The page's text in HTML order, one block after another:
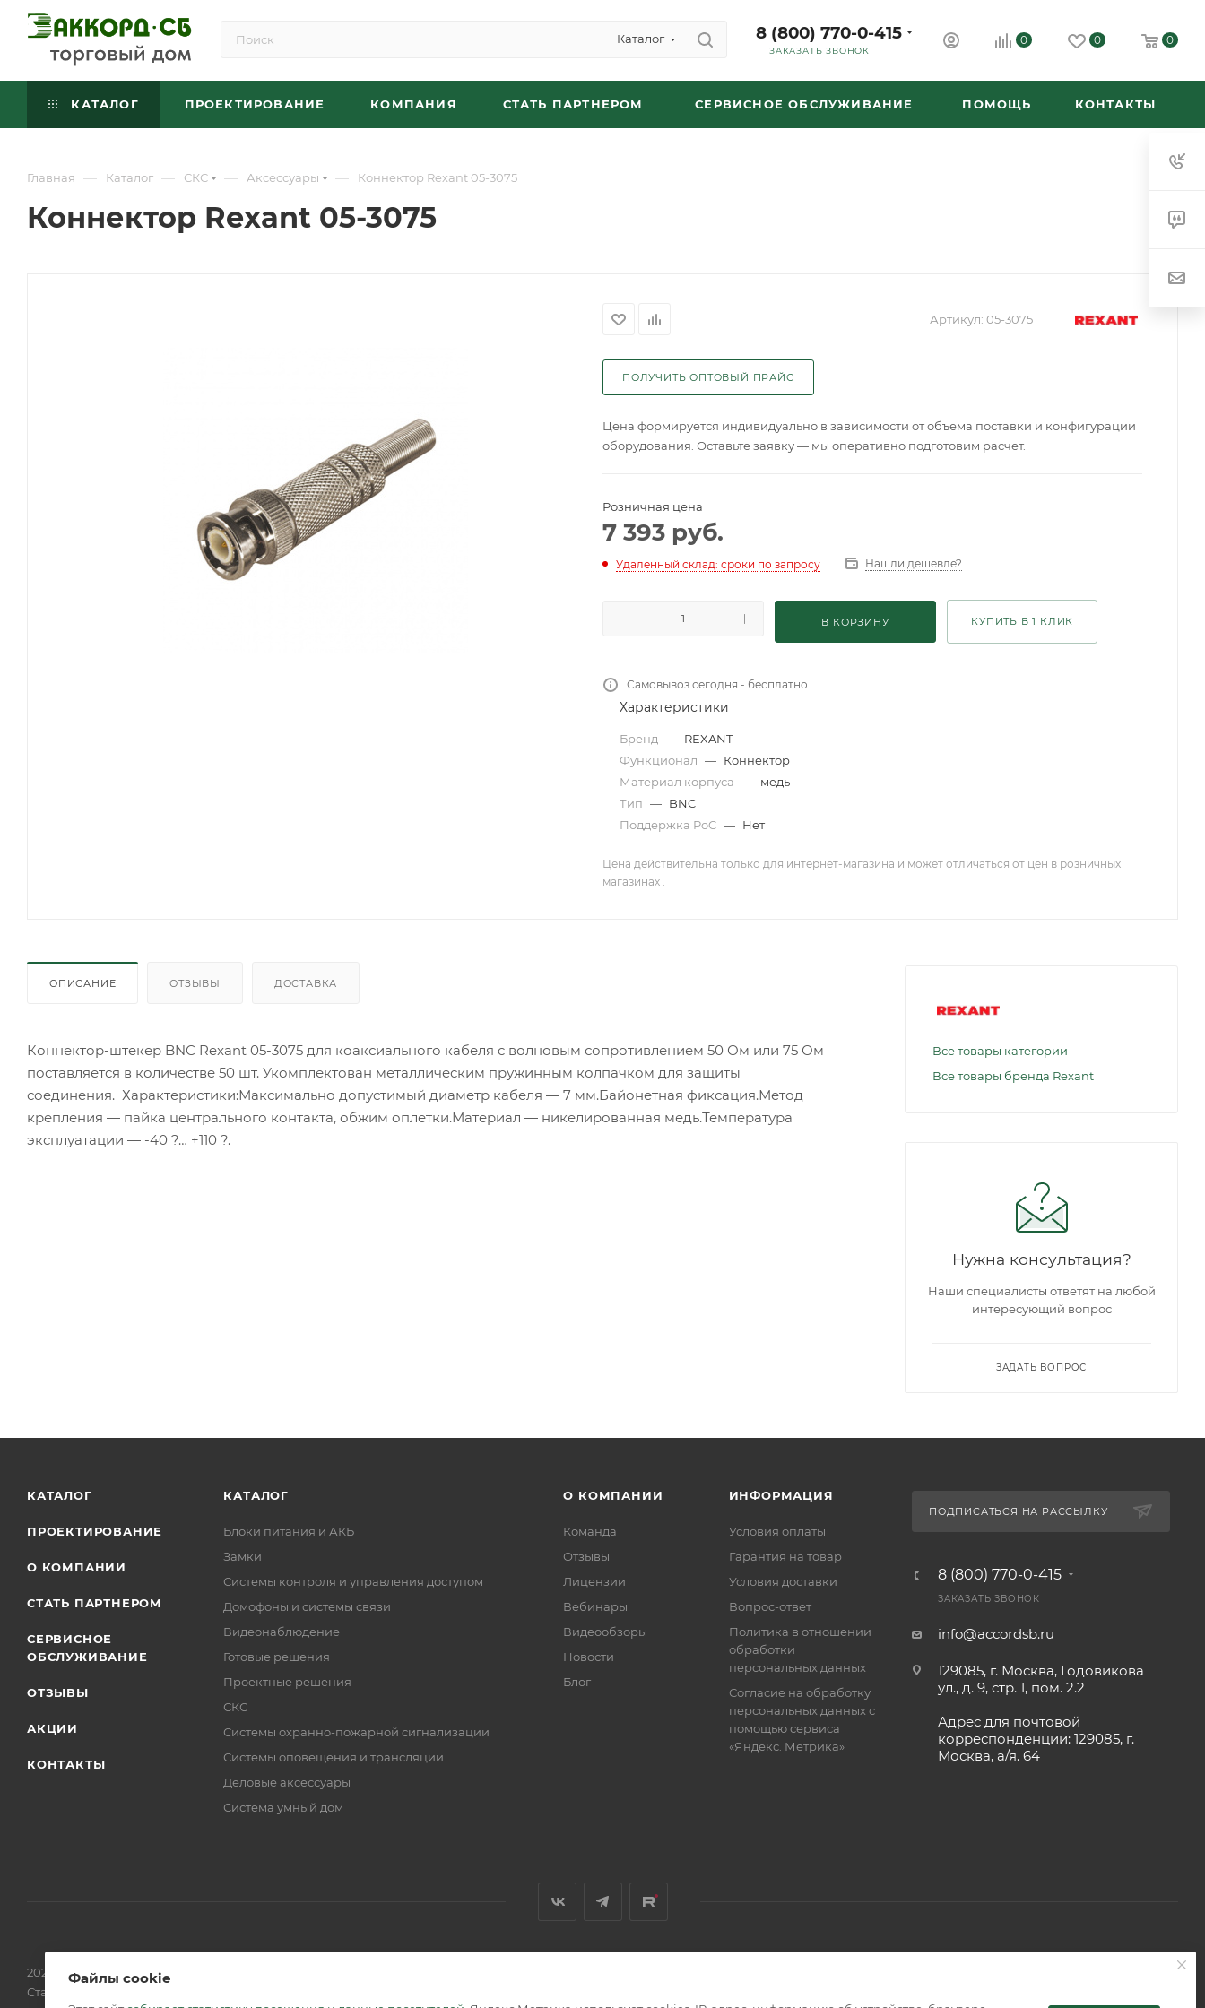
Каталог 8 (800) 770-0-415
ЗАКАЗАТЬ ЗВОНОК
0 0 0
КАТАЛОГ ПРОЕКТИРОВАНИЕ КОМПАНИЯ СТАТЬ ПАРТНЕРОМ СЕРВИСНОЕ ОБСЛУЖИВАНИЕ ПОМОЩЬ КОНТАКТЫ
Главная — Каталог — СКС — Аксессуары — Коннектор Rexant 05-3075
Коннектор Rexant 05-3075
Артикул: 05-3075
ПОЛУЧИТЬ ОПТОВЫЙ ПРАЙС
Цена формируется индивидуально в зависимости от объема поставки и конфигурации
оборудования. Оставьте заявку — мы оперативно подготовим расчет.
Розничная цена
7 393 руб.
Удаленный склад: сроки по запросу Нашли дешевле?
В КОРЗИНУ КУПИТЬ В 1 КЛИК
Самовывоз сегодня - бесплатно
Характеристики
Бренд — REXANT
Функционал — Коннектор
Материал корпуса — медь
Тип — BNC
Поддержка PoC — Нет
Цена действительна только для интернет-магазина и может отличаться от цен в розничных
магазинах .
ОПИСАНИЕ ОТЗЫВЫ ДОСТАВКА
Коннектор-штекер BNC Rexant 05-3075 для коаксиального кабеля c волновым сопротивлением 50 Ом или 75 Ом
поставляется в количестве 50 шт. Укомплектован металлическим пружинным колпачком для защиты
соединения. Характеристики:Максимально допустимый диаметр кабеля — 7 мм.Байонетная фиксация.Метод
крепления — пайка центрального контакта, обжим оплетки.Материал — никелированная медь.Температура
эксплуатации — -40 ?… +110 ?.
Все товары категории
Все товары бренда Rexant
Нужна консультация?
Наши специалисты ответят на любой
интересующий вопрос
ЗАДАТЬ ВОПРОС
КАТАЛОГ
ПРОЕКТИРОВАНИЕ
О КОМПАНИИ
СТАТЬ ПАРТНЕРОМ
СЕРВИСНОЕ
ОБСЛУЖИВАНИЕ
ОТЗЫВЫ
АКЦИИ
КОНТАКТЫ
КАТАЛОГ
Блоки питания и АКБ
Замки
Системы контроля и управления доступом
Домофоны и системы связи
Видеонаблюдение
Готовые решения
Проектные решения
СКС
Системы охранно-пожарной сигнализации
Системы оповещения и трансляции
Деловые аксессуары
Система умный дом
О КОМПАНИИ
Команда
Отзывы
Лицензии
Вебинары
Видеообзоры
Новости
Блог
ИНФОРМАЦИЯ
Условия оплаты
Гарантия на товар
Условия доставки
Вопрос-ответ
Политика в отношении
обработки
персональных данных
Согласие на обработку
персональных данных с
помощью сервиса
«Яндекс. Метрика»
ПОДПИСАТЬСЯ НА РАССЫЛКУ
8 (800) 770-0-415
ЗАКАЗАТЬ ЗВОНОК
info@accordsb.ru
129085, г. Москва, Годовикова
ул., д. 9, стр. 1, пом. 2.2
Адрес для почтовой
корреспонденции: 129085, г.
Москва, а/я. 64
2026 © Обращаем Ваше внимание на то, что вся информация, размещенная на сайте, носит информационный характер и не является публичной офертой, определяемой положениями
Статьи 437 (2) ГК РФ.
Файлы cookie